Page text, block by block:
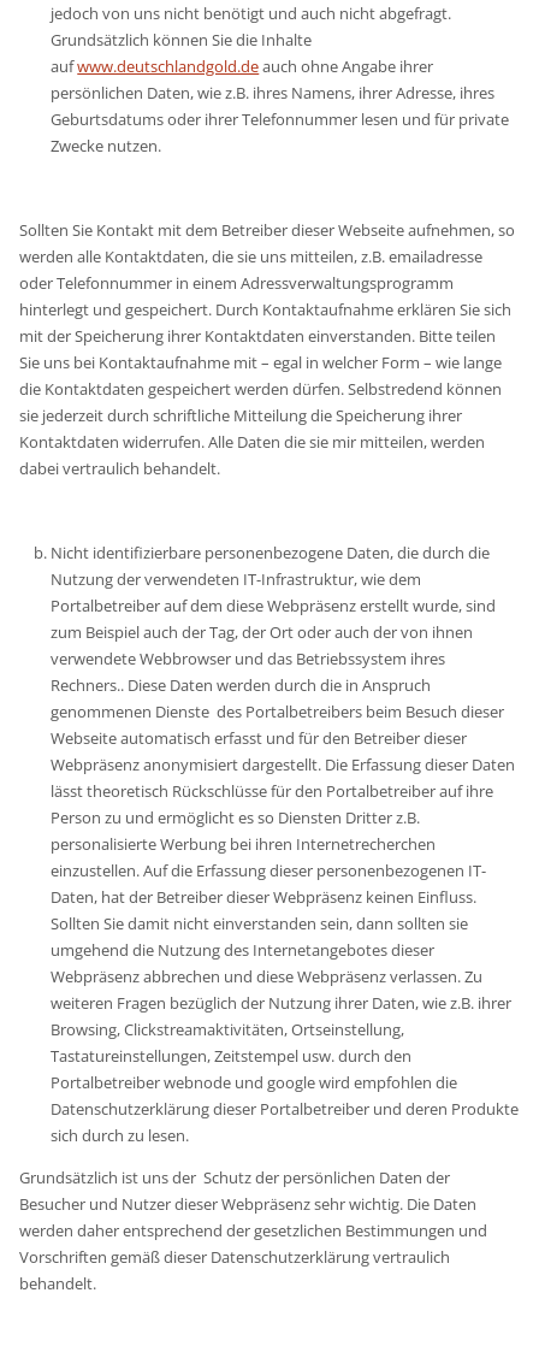
jedoch von uns nicht benötigt und auch nicht abgefragt.
Grundsätzlich können Sie die Inhalte
aufwww.deutschlandgold.deauch ohne Angabe ihrer
persönlichen Daten, wie z.B. ihres Namens, ihrer Adresse, ihres
Geburtsdatums oder ihrer Telefonnummer lesen und für private
Zwecke nutzen.
Sollten Sie Kontakt mit dem Betreiber dieser Webseite aufnehmen, so
werden alle Kontaktdaten, die sie uns mitteilen, z.B. emailadresse
oder Telefonnummer in einem Adressverwaltungsprogramm
hinterlegt und gespeichert. Durch Kontaktaufnahme erklären Sie sich
mit der Speicherung ihrer Kontaktdaten einverstanden. Bitte teilen
Sie uns bei Kontaktaufnahme mit – egal in welcher Form – wie lange
die Kontaktdaten gespeichert werden dürfen. Selbstredend können
sie jederzeit durch schriftliche Mitteilung die Speicherung ihrer
Kontaktdaten widerrufen. Alle Daten die sie mir mitteilen, werden
dabei vertraulich behandelt.
Nicht identifizierbare personenbezogene Daten, die durch die
Nutzung der verwendeten IT-Infrastruktur, wie dem
Portalbetreiber auf dem diese Webpräsenz erstellt wurde, sind
zum Beispiel auch der Tag, der Ort oder auch der von ihnen
verwendete Webbrowser und das Betriebssystem ihres
Rechners.. Diese Daten werden durch die in Anspruch
genommenen Dienste des Portalbetreibers beim Besuch dieser
Webseite automatisch erfasst und für den Betreiber dieser
Webpräsenz anonymisiert dargestellt. Die Erfassung dieser Daten
lässt theoretisch Rückschlüsse für den Portalbetreiber auf ihre
Person zu und ermöglicht es so Diensten Dritter z.B.
personalisierte Werbung bei ihren Internetrecherchen
einzustellen. Auf die Erfassung dieser personenbezogenen IT-
Daten, hat der Betreiber dieser Webpräsenz keinen Einfluss.
Sollten Sie damit nicht einverstanden sein, dann sollten sie
umgehend die Nutzung des Internetangebotes dieser
Webpräsenz abbrechen und diese Webpräsenz verlassen. Zu
weiteren Fragen bezüglich der Nutzung ihrer Daten, wie z.B. ihrer
Browsing, Clickstreamaktivitäten, Ortseinstellung,
Tastatureinstellungen, Zeitstempel usw. durch den
Portalbetreiber webnode und google wird empfohlen die
Datenschutzerklärung dieser Portalbetreiber und deren Produkte
sich durch zu lesen.
Grundsätzlich ist uns der Schutz der persönlichen Daten der
Besucher und Nutzer dieser Webpräsenz sehr wichtig. Die Daten
werden daher entsprechend der gesetzlichen Bestimmungen und
Vorschriften gemäß dieser Datenschutzerklärung vertraulich
behandelt.